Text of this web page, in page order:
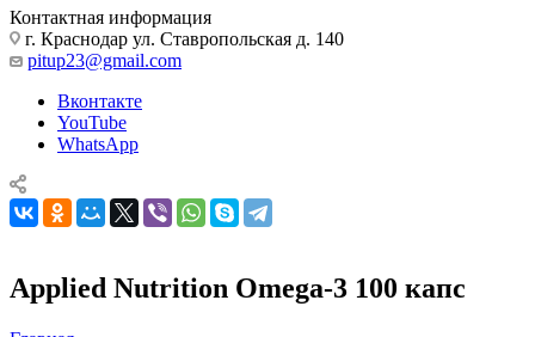
Контактная информация
г. Краснодар ул. Ставропольская д. 140
pitup23@gmail.com
Вконтакте
YouTube
WhatsApp
Applied Nutrition Omega-3 100 капс